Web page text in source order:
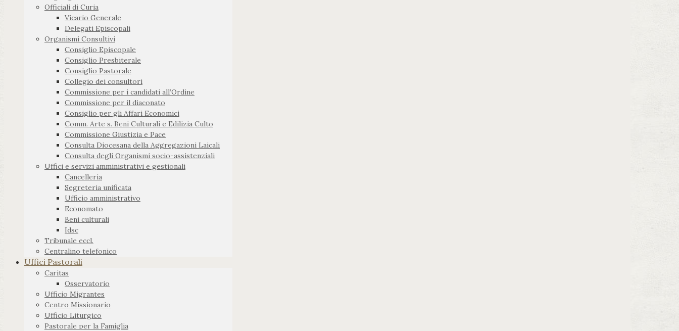
Officiali di Curia
Vicario Generale
Delegati Episcopali
Organismi Consultivi
Consiglio Episcopale
Consiglio Presbiterale
Consiglio Pastorale
Collegio dei consultori
Commissione per i candidati all’Ordine
Commissione per il diaconato
Consiglio per gli Affari Economici
Comm. Arte s. Beni Culturali e Edilizia Culto
Commissione Giustizia e Pace
Consulta Diocesana della Aggregazioni Laicali
Consulta degli Organismi socio-assistenziali
Uffici e servizi amministrativi e gestionali
Cancelleria
Segreteria unificata
Ufficio amministrativo
Economato
Beni culturali
Idsc
Tribunale eccl.
Centralino telefonico
Uffici Pastorali
Caritas
Osservatorio
Ufficio Migrantes
Centro Missionario
Ufficio Liturgico
Pastorale per la Famiglia